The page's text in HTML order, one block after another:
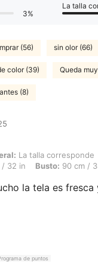
3%
La talla
(56) sin olor (66)
color (39) Queda
(8)
La talla corresponde,
La talla corresponde
/ 32 in Busto: 90 cm /
la tela es fresca
de puntos